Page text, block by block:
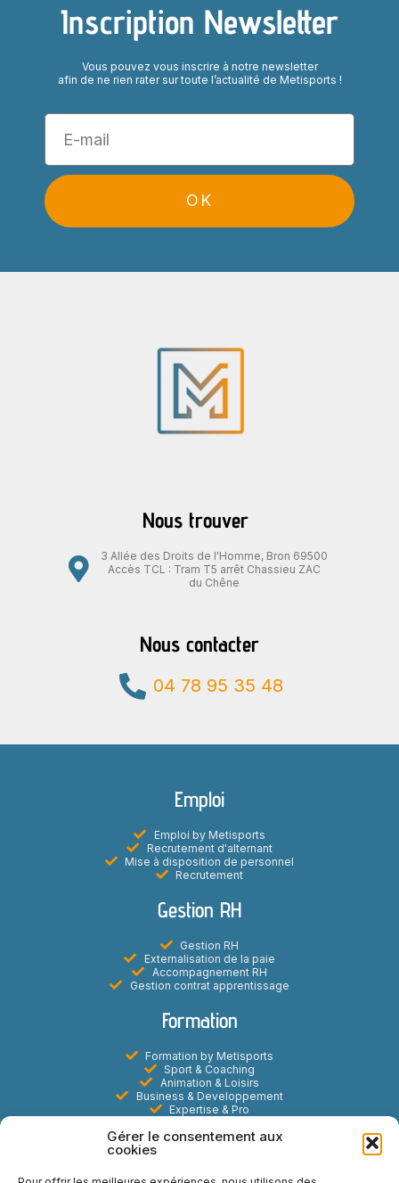
Gérer le consentement aux
cookies
Inscription Newsletter
Vous pouvez vous inscrire à notre newsletter
afin de ne rien rater sur toute l’actualité de Metisports !
OK
Nous trouver
3 Allée des Droits de l'Homme, Bron 69500
Accès TCL : Tram T5 arrêt Chassieu ZAC
du Chêne
Nous contacter
04 78 95 35 48
Emploi
Emploi by Metisports
Recrutement d'alternant
Mise à disposition de personnel
Recrutement
Gestion RH
Gestion RH
Externalisation de la paie
Accompagnement RH
Gestion contrat apprentissage
Formation
Formation by Metisports
Sport & Coaching
Animation & Loisirs
Business & Developpement
Expertise & Pro
Marketing Commercial & Evenementiel
Metisports